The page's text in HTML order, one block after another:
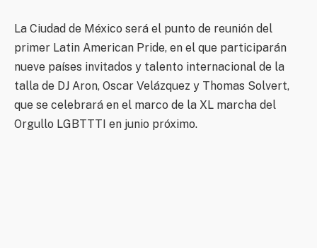
La Ciudad de México será el punto de reunión del
primer Latin American Pride, en el que participarán
nueve países invitados y talento internacional de la
talla de DJ Aron, Oscar Velázquez y Thomas Solvert,
que se celebrará en el marco de la XL marcha del
Orgullo LGBTTTI en junio próximo.